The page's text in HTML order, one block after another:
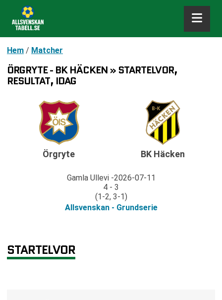
Hem / Matcher
ÖRGRYTE - BK HÄCKEN » STARTELVOR,
RESULTAT, IDAG
Örgryte
Gamla Ullevi 2026-07-11
4 - 3
(1-2, 3-1)
Allsvenskan - Grundserie
BK Häcken
STARTELVOR